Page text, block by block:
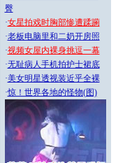
臀
·女星拍戏时胸部惨遭蹂躏
·老板电脑里和二奶开房照
·视频女屋内裸身挑逗一幕
·无耻病人手机拍护士裙底
·美女明星透视装近乎全裸
·惊！世界各地的怪物(图)